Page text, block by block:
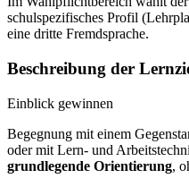
schulspezifisches Profil
eine dritte Fremdsprache.
Beschreibung der
Einblick gewinnen
Begegnung mit einem
oder mit Lern- und
grundlegende Orientierung,